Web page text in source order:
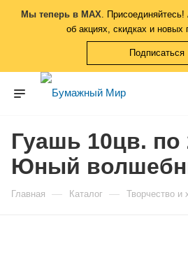
Мы теперь в MAX.
об акциях, скидках и новых
Подписаться
Гуашь 10цв. по
Юный
Главная — Каталог — Творчество и